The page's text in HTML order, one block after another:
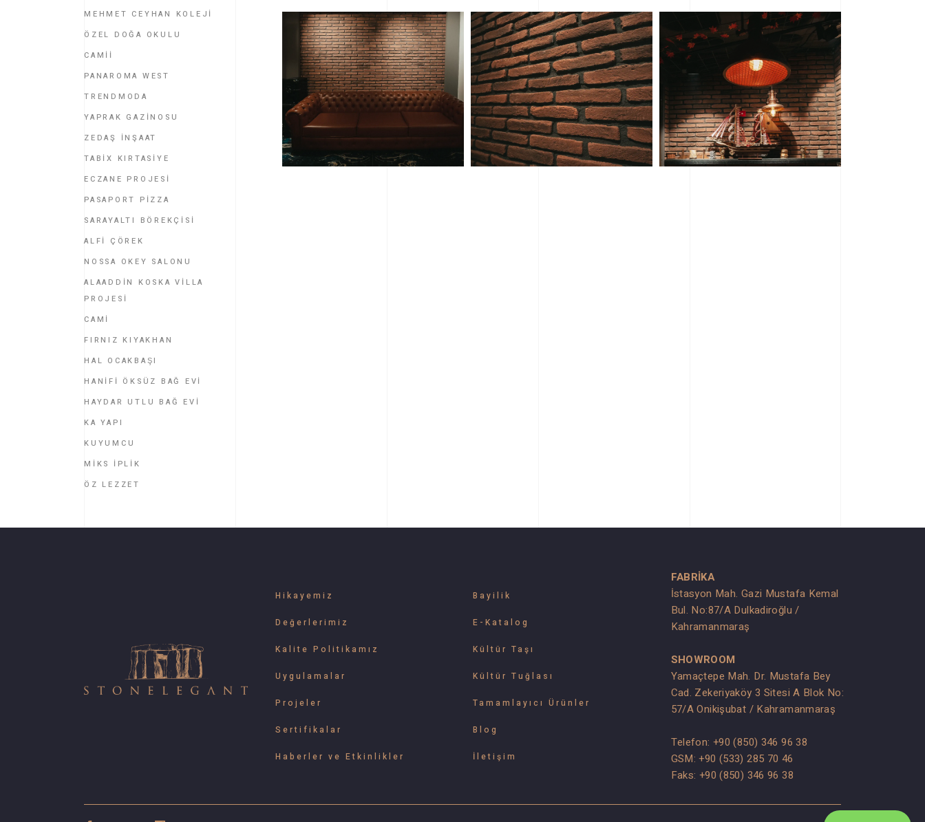
MEHMET CEYHAN KOLEJİ
ÖZEL DOĞA OKULU
CAMİİ
PANAROMA WEST
TRENDMODA
YAPRAK GAZİNOSU
ZEDAŞ İNŞAAT
TABİX KIRTASİYE
ECZANE PROJESİ
PASAPORT PİZZA
SARAYALTI BÖREKÇİSİ
ALFİ ÇÖREK
NOSSA OKEY SALONU
ALAADDİN KOSKA VİLLA
PROJESİ
CAMİ
FIRNIZ KIYAKHAN
HAL OCAKBAŞI
HANİFİ ÖKSÜZ BAĞ EVİ
HAYDAR UTLU BAĞ EVİ
KA YAPI
KUYUMCU
MİKS İPLİK
ÖZ LEZZET
Hikayemiz
Değerlerimiz
Kalite Politikamız
Uygulamalar
Projeler
Sertifikalar
Haberler ve Etkinlikler
Bayilik
E-Katalog
Kültür Taşı
Kültür Tuğlası
Tamamlayıcı Ürünler
Blog
İletişim
FABRİKA
İstasyon Mah. Gazi Mustafa Kemal
Bul. No:87/A Dulkadiroğlu /
Kahramanmaraş
SHOWROOM
Yamaçtepe Mah. Dr. Mustafa Bey
Cad. Zekeriyaköy 3 Sitesi A Blok No:
57/A Onikişubat / Kahramanmaraş
Telefon: +90 (850) 346 96 38
GSM:+90 (533) 285 70 46
Faks: +90 (850) 346 96 38